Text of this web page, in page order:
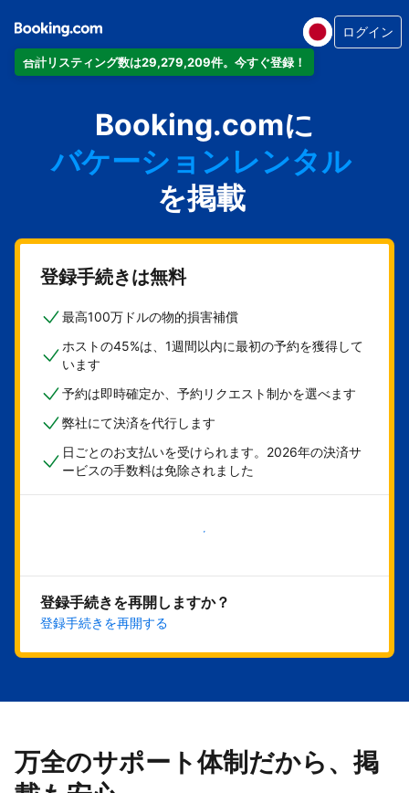
合計リスティング数は29,279,209件。今すぐ登録！
ログイン
Booking.comに
アパートメント
ホテル
バケーションレンタル
ゲストハウス
旅館
を掲載
登録手続きは無料
最高100万ドルの物的損害補償
ホストの45%は、1週間以内に最初の予約を獲得して
います
予約は即時確定か、予約リクエスト制かを選べます
弊社にて決済を代行します
日ごとのお支払いを受けられます。2026年の決済サ
ービスの手数料は免除されました
今すぐ始める
登録手続きを再開しますか？
登録手続きを再開する
万全のサポート体制だから、掲